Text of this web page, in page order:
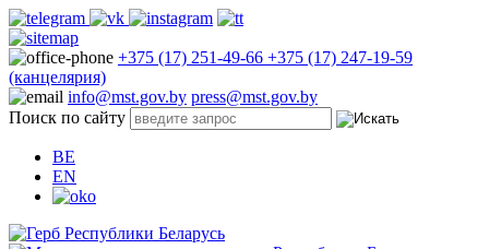
+375 (17) 251-49-66 +375 (17) 247-19-59
(канцелярия)
info@mst.gov.by press@mst.gov.by
Поиск по сайту
BE
EN